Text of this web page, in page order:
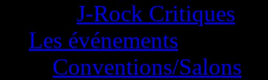
J-Rock Critiques
Les événements
Conventions/Salons